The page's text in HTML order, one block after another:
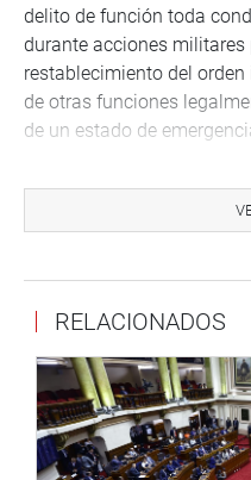
delito de función toda
durante acciones
restablecimiento del
de otras funciones
de un estado de
considera delito de
cometa en el
inteligencia, de
de instalaciones, de
práctica y emisión de
así como de otras
reglamentos, en el marco
RELACIONADOS